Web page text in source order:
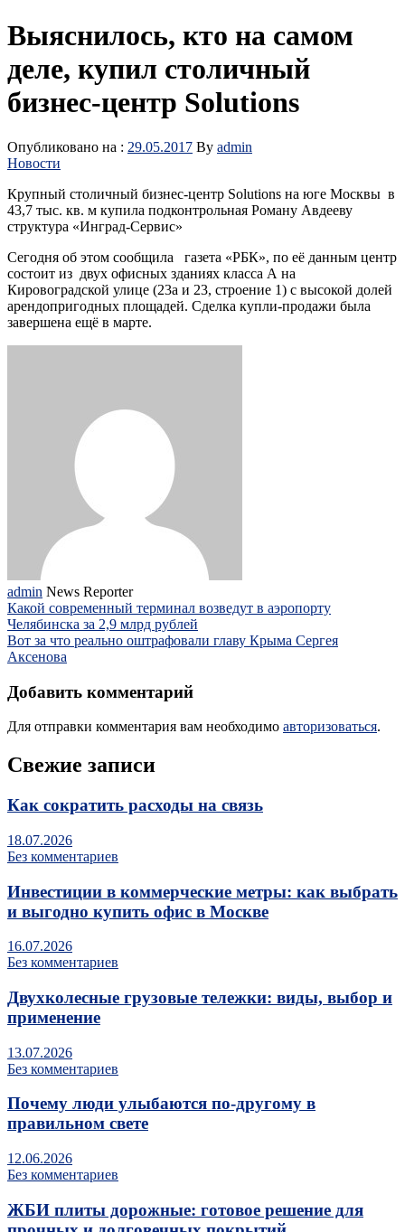
Выяснилось, кто на самом
деле, купил столичный
бизнес-центр Solutions
Опубликовано на : 29.05.2017 By admin
Новости
Крупный столичный бизнес-центр Solutions на юге Москвы в
43,7 тыс. кв. м купила подконтрольная Роману Авдееву
структура «Инград-Сервис»
Сегодня об этом сообщила газета «РБК», по её данным центр
состоит из двух офисных зданиях класса А на
Кировоградской улице (23а и 23, строение 1) с высокой долей
арендопригодных площадей. Сделка купли-продажи была
завершена ещё в марте.
admin News Reporter
Какой современный терминал возведут в аэропорту
Челябинска за 2,9 млрд рублей
Вот за что реально оштрафовали главу Крыма Сергея
Аксенова
Добавить комментарий
Для отправки комментария вам необходимо авторизоваться.
Свежие записи
Как сократить расходы на связь
18.07.2026
Без комментариев
Инвестиции в коммерческие метры: как выбрать
и выгодно купить офис в Москве
16.07.2026
Без комментариев
Двухколесные грузовые тележки: виды, выбор и
применение
13.07.2026
Без комментариев
Почему люди улыбаются по‑другому в
правильном свете
12.06.2026
Без комментариев
ЖБИ плиты дорожные: готовое решение для